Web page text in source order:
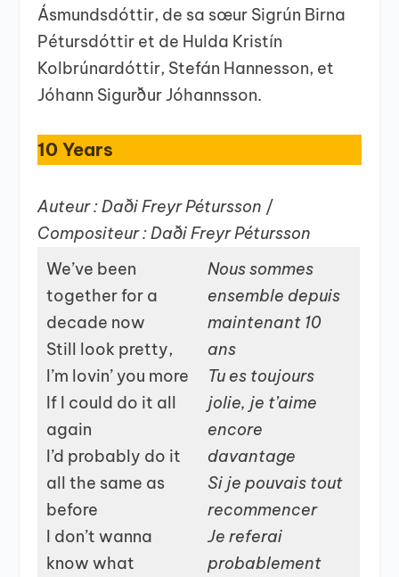
Ásmundsdóttir, de sa sœur Sigrún Birna
Pétursdóttir et de Hulda Kristín
Kolbrúnardóttir, Stefán Hannesson, et
Jóhann Sigurður Jóhannsson.
10 Years
Auteur : Daði Freyr Pétursson /
Compositeur : Daði Freyr Pétursson
We’ve been
together for a
decade now
Still look pretty,
I’m lovin’ you more
If I could do it all
again
I’d probably do it
all the same as
before
I don’t wanna
know what
Nous sommes
ensemble depuis
maintenant 10
ans
Tu es toujours
jolie, je t’aime
encore
davantage
Si je pouvais tout
recommencer
Je referai
probablement